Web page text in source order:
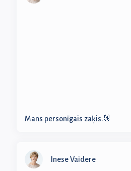
Mans personīgais zaķis.🐰
Inese Vaidere